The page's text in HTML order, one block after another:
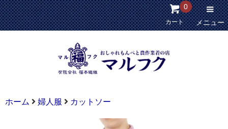
カート
0
メニュー
ホーム 婦人服 カットソー